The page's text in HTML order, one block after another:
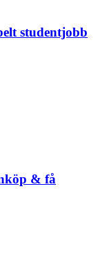
studentjobb
& få